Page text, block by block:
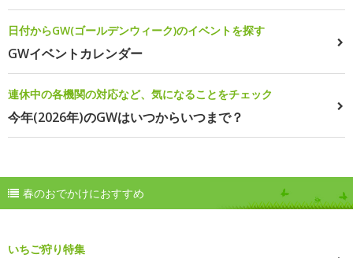
日付からGW(ゴールデンウィーク)のイベントを探す
GWイベントカレンダー
連休中の各機関の対応など、気になることをチェック
今年(2026年)のGWはいつからいつまで？
春のおでかけにおすすめ
いちご狩り特集